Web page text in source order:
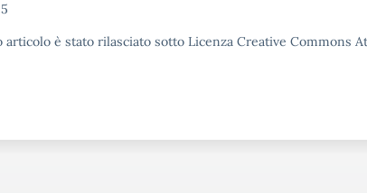
è stato rilasciato sotto Licenza Creative Commons